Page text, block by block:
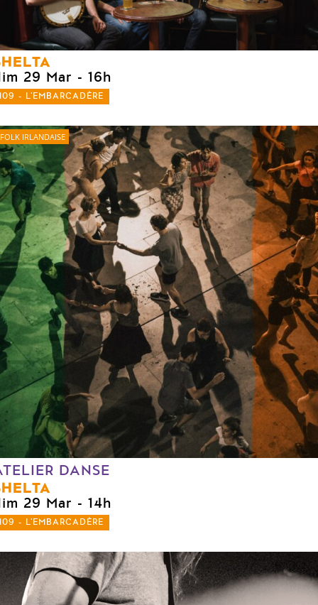
29 Mar - 16h
- L'EMBARCADÈRE
FOLK IRLANDAISE
DANSE
29 Mar - 14h
- L'EMBARCADÈRE